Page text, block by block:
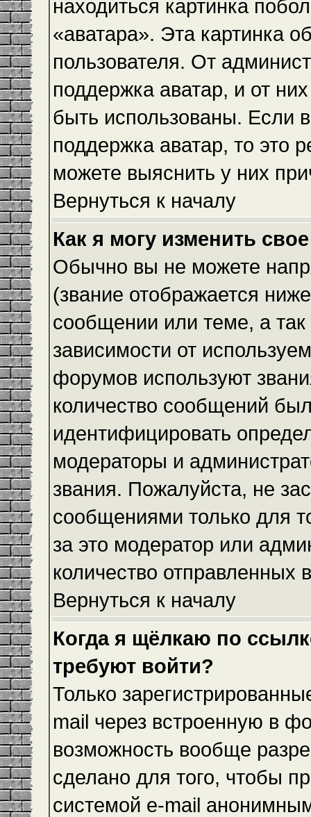
находиться картинка
«аватара». Эта картинка
пользователя. От
поддержка аватар, и от
быть использованы. Если
поддержка аватар, то это
можете выяснить у них
Вернуться к началу
Как я могу изменить
Обычно вы не можете
(звание отображается
сообщении или теме, а
зависимости от
форумов используют
количество сообщений
идентифицировать
модераторы и
звания. Пожалуйста, не
сообщениями только для
за это модератор или
количество
Вернуться к началу
Когда я щёлкаю по
требуют войти?
Только
mail через встроенную в
возможность вообще
сделано для того, чтобы
системой e-mail